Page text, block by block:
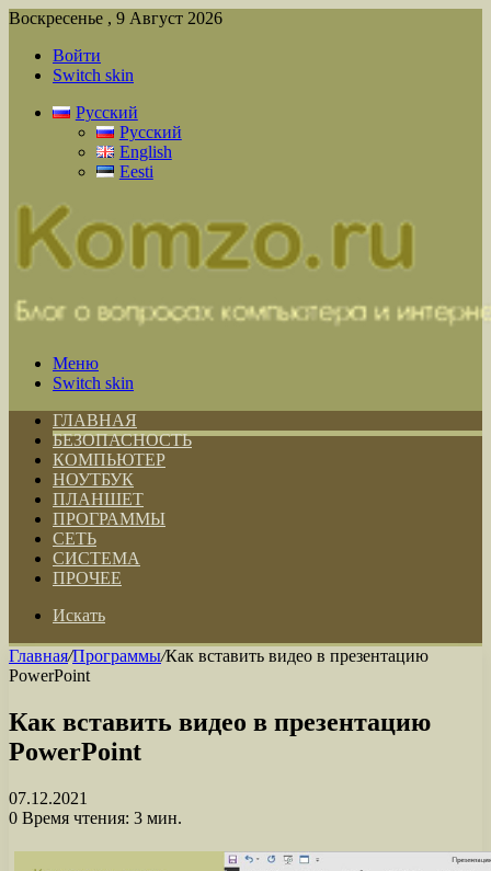
Воскресенье , 9 Август 2026
Войти
Switch skin
Русский
Русский
English
Eesti
Меню
Switch skin
ГЛАВНАЯ
БЕЗОПАСНОСТЬ
КОМПЬЮТЕР
НОУТБУК
ПЛАНШЕТ
ПРОГРАММЫ
СЕТЬ
СИСТЕМА
ПРОЧЕЕ
Искать
Главная/Программы/Как вставить видео в презентацию
PowerPoint
Как вставить видео в презентацию
PowerPoint
07.12.2021
0 Время чтения: 3 мин.